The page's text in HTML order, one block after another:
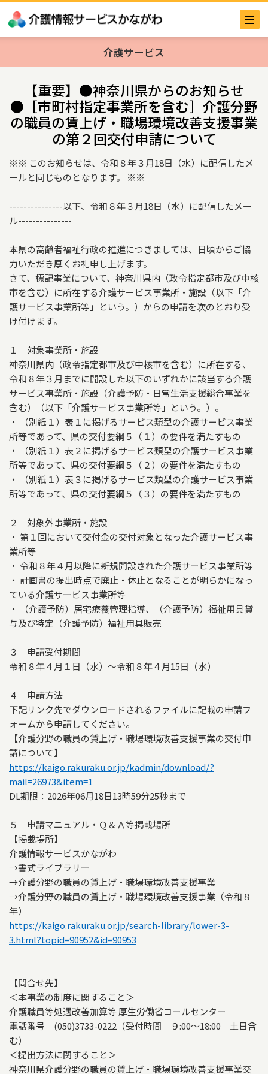
介護サービス
【重要】●神奈川県からのお知らせ
●［市町村指定事業所を含む］介護分野
の職員の賃上げ・職場環境改善支援事業
の第２回交付申請について
※※ このお知らせは、令和８年３月18日（水）に配信したメ
ールと同じものとなります。 ※※
---------------以下、令和８年３月18日（水）に配信したメー
ル---------------
本県の高齢者福祉行政の推進につきましては、日頃からご協
力いただき厚くお礼申し上げます。
さて、標記事業について、神奈川県内（政令指定都市及び中核
市を含む）に所在する介護サービス事業所・施設（以下「介
護サービス事業所等」という。）からの申請を次のとおり受
け付けます。
１ 対象事業所・施設
神奈川県内（政令指定都市及び中核市を含む）に所在する、
令和８年３月までに開設した以下のいずれかに該当する介護
サービス事業所・施設（介護予防・日常生活支援総合事業を
含む）（以下「介護サービス事業所等」という。）。
・ （別紙１）表１に掲げるサービス類型の介護サービス事業
所等であって、県の交付要綱５（１）の要件を満たすもの
・ （別紙１）表２に掲げるサービス類型の介護サービス事業
所等であって、県の交付要綱５（２）の要件を満たすもの
・ （別紙１）表３に掲げるサービス類型の介護サービス事業
所等であって、県の交付要綱５（３）の要件を満たすもの
２ 対象外事業所・施設
・ 第１回において交付金の交付対象となった介護サービス事
業所等
・ 令和８年４月以降に新規開設された介護サービス事業所等
・ 計画書の提出時点で廃止・休止となることが明らかになっ
ている介護サービス事業所等
・ （介護予防）居宅療養管理指導、（介護予防）福祉用具貸
与及び特定（介護予防）福祉用具販売
３ 申請受付期間
令和８年４月１日（水）～令和８年４月15日（水）
４ 申請方法
下記リンク先でダウンロードされるファイルに記載の申請フ
ォームから申請してください。
【介護分野の職員の賃上げ・職場環境改善支援事業の交付申
請について】
https://kaigo.rakuraku.or.jp/kadmin/download/?
mail=26973&item=1
DL期限：2026年06月18日13時59分25秒まで
５ 申請マニュアル・Ｑ＆Ａ等掲載場所
【掲載場所】
介護情報サービスかながわ
→書式ライブラリー
→介護分野の職員の賃上げ・職場環境改善支援事業
→介護分野の職員の賃上げ・職場環境改善支援事業（令和８
年）
https://kaigo.rakuraku.or.jp/search-library/lower-3-
3.html?topid=90952&id=90953
【問合せ先】
＜本事業の制度に関すること＞
介護職員等処遇改善加算等 厚生労働省コールセンター
電話番号 (050)3733-0222（受付時間 ９:00～18:00 土日含
む）
＜提出方法に関すること＞
神奈川県介護分野の職員の賃上げ・職場環境改善支援事業交